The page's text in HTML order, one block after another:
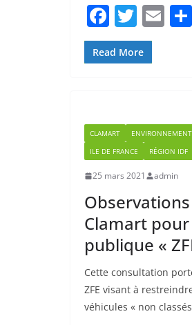
F
a
c
o
o
k
T
w
itt
E
Read More
CLAMART
ILE DE FRANCE
RÉGION IDF
25 mars 2021 admin
Clamart pour
publique «
Cette consultation
ZFE visant à
véhicules « non